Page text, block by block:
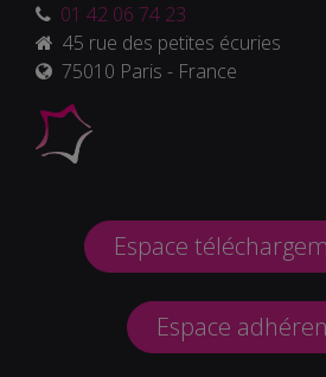
01 42 06 74 23
45 rue des petites écuries
75010 Paris - France
Espace
Espace